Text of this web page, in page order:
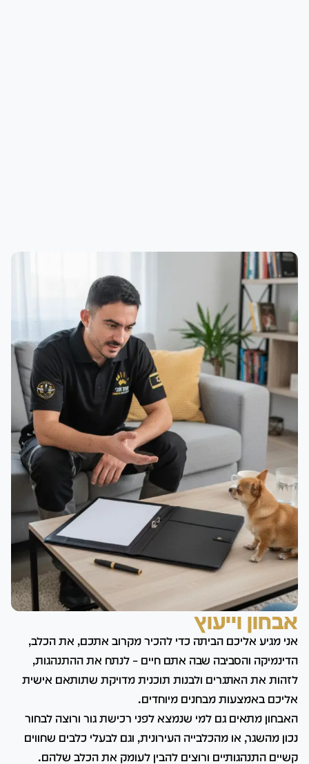
אבחון וייעוץ
אני מגיע אליכם הביתה כדי להכיר מקרוב אתכם, את הכלב,
הדינמיקה והסביבה שבה אתם חיים – לנתח את ההתנהגות,
לזהות את האתגרים ולבנות תוכנית מדויקת שתותאם אישית
אליכם באמצעות מבחנים מיוחדים.
האבחון מתאים גם למי שנמצא לפני רכישת גור ורוצה לבחור
נכון מהשגר, או מהכלבייה העירונית, וגם לבעלי כלבים שחווים
קשיים התנהגותיים ורוצים להבין לעומק את הכלב שלהם.